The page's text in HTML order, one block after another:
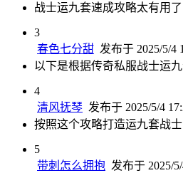
战士运九套速成攻略太有用
3
春色七分甜 发布于 2025/5/4
以下是根据传奇私服战士运
4
清风抚琴 发布于 2025/5/4
按照这个攻略打造运九套战
5
带刺怎么拥抱 发布于 2025/